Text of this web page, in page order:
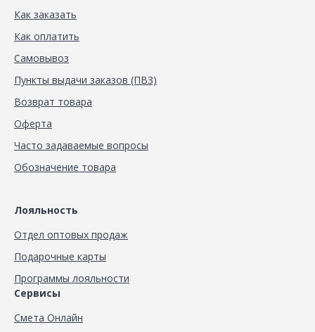
Как заказать
Как оплатить
Самовывоз
Пункты выдачи заказов (ПВЗ)
Возврат товара
Оферта
Часто задаваемые вопросы
Обозначение товара
Лояльность
Отдел оптовых продаж
Подарочные карты
Программы лояльности
Сервисы
Смета Онлайн